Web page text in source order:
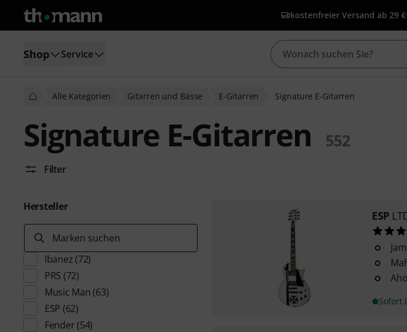
kostenfreier Versand ab 29 €
Shop Service
Alle Kategorien Gitarren und Bässe E-Gitarren Signature E-Gitarren
Signature E-Gitarren 552
Filter
Hersteller
Marken suchen
Ibanez (72)
PRS (72)
Music Man (63)
ESP (62)
Fender (54)
ESP
Sofort